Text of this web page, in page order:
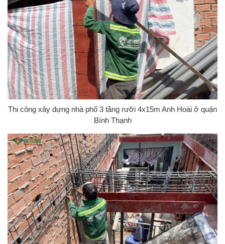
Thi công xây dựng nhà phố 3 tầng rưỡi 4x15m Anh Hoài ở quận
Bình Thạnh